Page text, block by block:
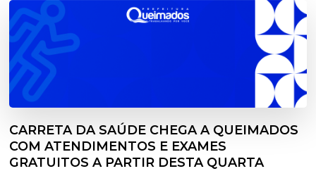
CARRETA DA SAÚDE CHEGA A QUEIMADOS
COM ATENDIMENTOS E EXAMES
GRATUITOS A PARTIR DESTA QUARTA